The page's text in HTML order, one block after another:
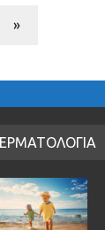
»